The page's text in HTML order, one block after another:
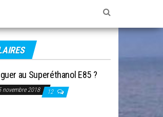
au Superéthanol E85 ?
novembre 2018 12